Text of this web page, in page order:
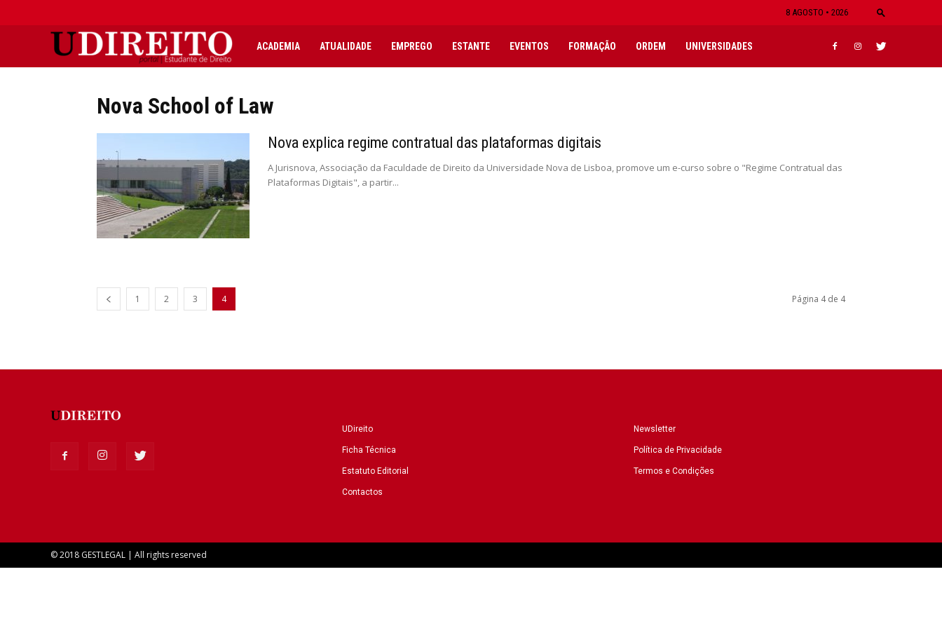
8 AGOSTO • 2026
UDIREITO
Estudante
de
ACADEMIA ATUALIDADE EMPREGO ESTANTE EVENTOS FORMAÇÃO ORDEM UNIVERSIDADES
Nova School of Law
Nova explica regime contratual das plataformas digitais
A Jurisnova, Associação da Faculdade de Direito da Universidade Nova de Lisboa, promove um e-curso sobre o "Regime Contratual das
Plataformas Digitais", a partir...
1 2 3 4 Página 4 de 4
UDireito
Ficha Técnica
Estatuto Editorial
Contactos
Newsletter
Política de Privacidade
Termos e Condições
© 2018 GESTLEGAL | All rights reserved